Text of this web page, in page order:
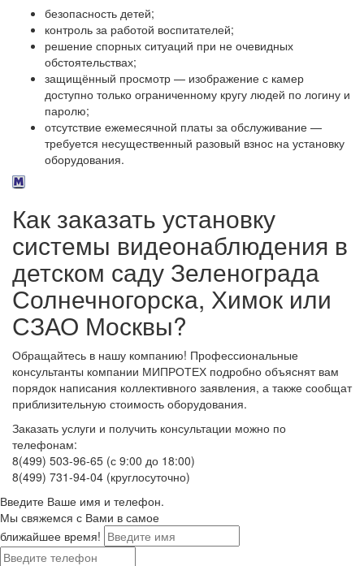
безопасность детей;
контроль за работой воспитателей;
решение спорных ситуаций при не очевидных
обстоятельствах;
защищённый просмотр — изображение с камер
доступно только ограниченному кругу людей по логину и
паролю;
отсутствие ежемесячной платы за обслуживание —
требуется несущественный разовый взнос на установку
оборудования.
Как заказать установку
системы видеонаблюдения в
детском саду Зеленограда
Солнечногорска, Химок или
СЗАО Москвы?
Обращайтесь в нашу компанию! Профессиональные
консультанты компании МИПРОТЕХ подробно объяснят вам
порядок написания коллективного заявления, а также сообщат
приблизительную стоимость оборудования.
Заказать услуги и получить консультации можно по
телефонам:
8(499) 503-96-65 (с 9:00 до 18:00)
8(499) 731-94-04 (круглосуточно)
Введите Ваше имя и телефон.
Мы свяжемся с Вами в самое
ближайшее время!